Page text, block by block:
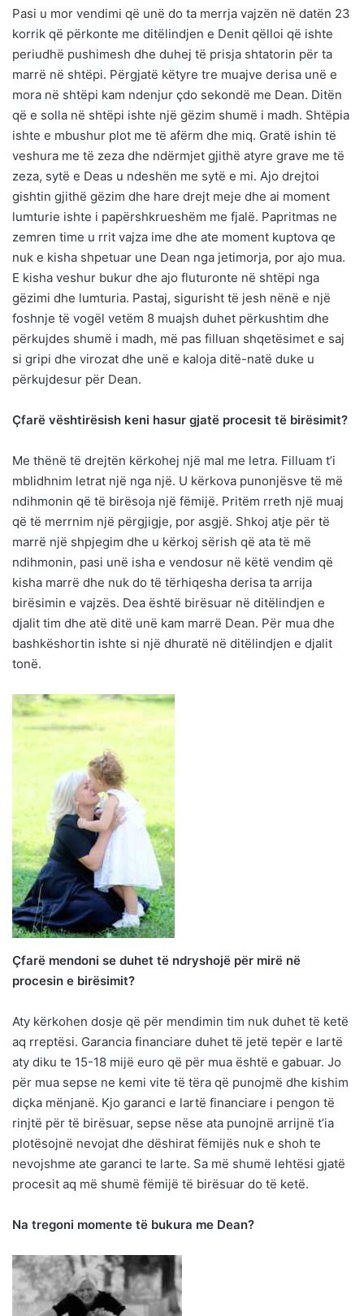
Pasi u mor vendimi që unë do ta merrja vajzën në datën 23
korrik që përkonte me ditëlindjen e Denit qëlloi që ishte
periudhë pushimesh dhe duhej të prisja shtatorin për ta
marrë në shtëpi. Përgjatë këtyre tre muajve derisa unë e
mora në shtëpi kam ndenjur çdo sekondë me Dean. Ditën
që e solla në shtëpi ishte një gëzim shumë i madh. Shtëpia
ishte e mbushur plot me të afërm dhe miq. Gratë ishin të
veshura me të zeza dhe ndërmjet gjithë atyre grave me të
zeza, sytë e Deas u ndeshën me sytë e mi. Ajo drejtoi
gishtin gjithë gëzim dhe hare drejt meje dhe ai moment
lumturie ishte i papërshkrueshëm me fjalë. Papritmas ne
zemren time u rrit vajza ime dhe ate moment kuptova qe
nuk e kisha shpetuar une Dean nga jetimorja, por ajo mua.
E kisha veshur bukur dhe ajo fluturonte në shtëpi nga
gëzimi dhe lumturia. Pastaj, sigurisht të jesh nënë e një
foshnje të vogël vetëm 8 muajsh duhet përkushtim dhe
përkujdes shumë i madh, më pas filluan shqetësimet e saj
si gripi dhe virozat dhe unë e kaloja ditë-natë duke u
përkujdesur për Dean.
Çfarë vështirësish keni hasur gjatë procesit të birësimit?
Me thënë të drejtën kërkohej një mal me letra. Filluam t’i
mblidhnim letrat një nga një. U kërkova punonjësve të më
ndihmonin që të birësoja një fëmijë. Pritëm rreth një muaj
që të merrnim një përgjigje, por asgjë. Shkoj atje për të
marrë një shpjegim dhe u kërkoj sërish që ata të më
ndihmonin, pasi unë isha e vendosur në këtë vendim që
kisha marrë dhe nuk do të tërhiqesha derisa ta arrija
birësimin e vajzës. Dea është birësuar në ditëlindjen e
djalit tim dhe atë ditë unë kam marrë Dean. Për mua dhe
bashkëshortin ishte si një dhuratë në ditëlindjen e djalit
tonë.
Çfarë mendoni se duhet të ndryshojë për mirë në
procesin e birësimit?
Aty kërkohen dosje që për mendimin tim nuk duhet të ketë
aq rreptësi. Garancia financiare duhet të jetë tepër e lartë
aty diku te 15-18 mijë euro që për mua është e gabuar. Jo
për mua sepse ne kemi vite të tëra që punojmë dhe kishim
diçka mënjanë. Kjo garanci e lartë financiare i pengon të
rinjtë për të birësuar, sepse nëse ata punojnë arrijnë t’ia
plotësojnë nevojat dhe dëshirat fëmijës nuk e shoh te
nevojshme ate garanci te larte. Sa më shumë lehtësi gjatë
procesit aq më shumë fëmijë të birësuar do të ketë.
Na tregoni momente të bukura me Dean?